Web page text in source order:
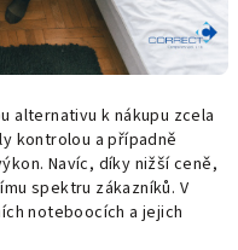
alternativu k nákupu zcela
kontrolou a případně
Navíc, díky nižší ceně,
spektru zákazníků. V
noteboocích a jejich